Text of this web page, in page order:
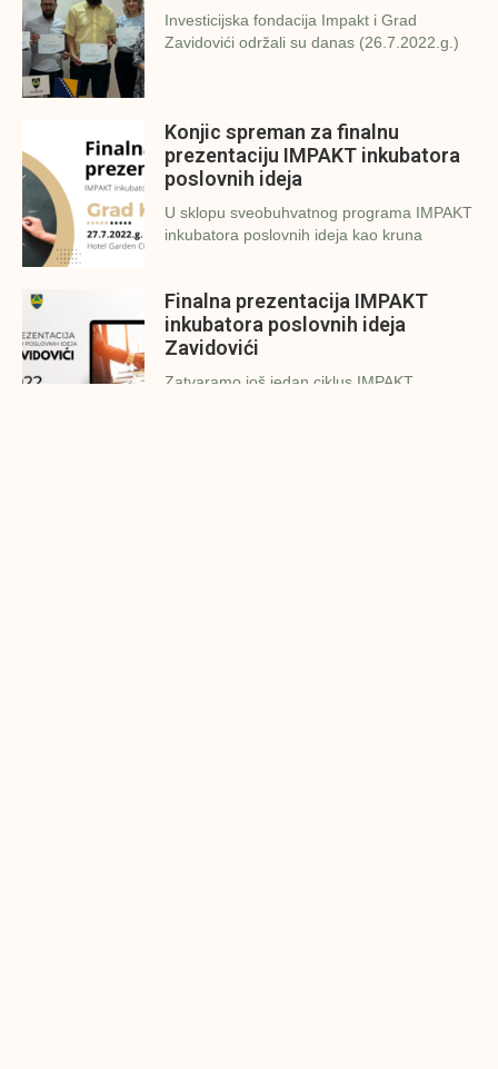
Investicijska fondacija Impakt i Grad
Zavidovići održali su danas (26.7.2022.g.)
Konjic spreman za finalnu
prezentaciju IMPAKT inkubatora
poslovnih ideja
U sklopu sveobuhvatnog programa IMPAKT
inkubatora poslovnih ideja kao kruna
Finalna prezentacija IMPAKT
inkubatora poslovnih ideja
Zavidovići
Zatvaramo još jedan ciklus IMPAKT